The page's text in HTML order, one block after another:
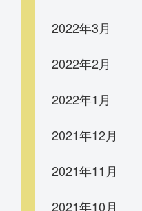
2022年3月
2022年2月
2022年1月
2021年12月
2021年11月
2021年10月